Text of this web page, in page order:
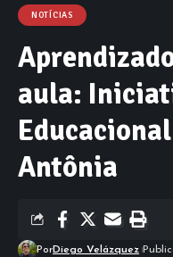
NOTÍCIAS
aula:
Antônia
PorDiego Velázquez